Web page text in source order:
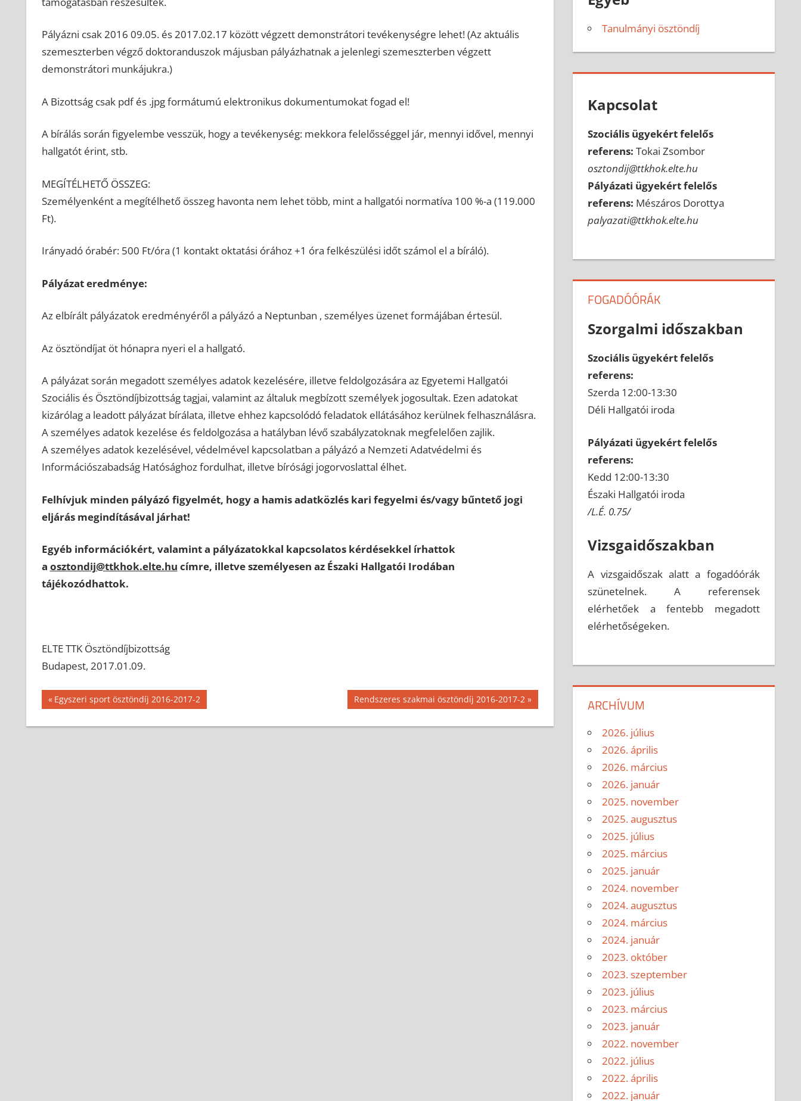
Pályázni csak 2016 09.05. és 2017.02.17 között végzett demonstrátori tevékenységre lehet! (Az aktuális
szemeszterben végző doktoranduszok májusban pályázhatnak a jelenlegi szemeszterben végzett
demonstrátori munkájukra.)
A Bizottság csak pdf és .jpg formátumú elektronikus dokumentumokat fogad el!
A bírálás során figyelembe vesszük, hogy a tevékenység: mekkora felelősséggel jár, mennyi idővel, mennyi
hallgatót érint, stb.
MEGÍTÉLHETŐ ÖSSZEG:
Személyenként a megítélhető összeg havonta nem lehet több, mint a hallgatói normatíva 100 %-a (119.000
Ft).
Irányadó órabér: 500 Ft/óra (1 kontakt oktatási órához +1 óra felkészülési időt számol el a bíráló).
Pályázat eredménye:
Az elbírált pályázatok eredményéről a pályázó a Neptunban , személyes üzenet formájában értesül.
Az ösztöndíjat öt hónapra nyeri el a hallgató.
A pályázat során megadott személyes adatok kezelésére, illetve feldolgozására az Egyetemi Hallgatói
Szociális és Ösztöndíjbizottság tagjai, valamint az általuk megbízott személyek jogosultak. Ezen adatokat
kizárólag a leadott pályázat bírálata, illetve ehhez kapcsolódó feladatok ellátásához kerülnek felhasználásra.
A személyes adatok kezelése és feldolgozása a hatályban lévő szabályzatoknak megfelelően zajlik.
A személyes adatok kezelésével, védelmével kapcsolatban a pályázó a Nemzeti Adatvédelmi és
Információszabadság Hatósághoz fordulhat, illetve bírósági jogorvoslattal élhet.
Felhívjuk minden pályázó figyelmét, hogy a hamis adatközlés kari fegyelmi és/vagy bűntető jogi
eljárás megindításával járhat!
Egyéb információkért, valamint a pályázatokkal kapcsolatos kérdésekkel írhattok
a osztondij@ttkhok.elte.hu címre, illetve személyesen az Északi Hallgatói Irodában
tájékozódhattok.
ELTE TTK Ösztöndíjbizottság
Budapest, 2017.01.09.
Bejegyzés
navigáció
Previous
Post:
Egyszeri sport ösztöndíj 2016-2017-2
Next
Post:
Rendszeres szakmai ösztöndíj 2016-2017-2
Tanulmányi ösztöndíj
Kapcsolat
Szociális ügyekért felelős
referens: Tokai Zsombor
osztondij@ttkhok.elte.hu
Pályázati ügyekért felelős
referens: Mészáros Dorottya
palyazati@ttkhok.elte.hu
FOGADÓÓRÁK
Szorgalmi időszakban
Szociális ügyekért felelős
referens:
Szerda 12:00-13:30
Déli Hallgatói iroda
Pályázati ügyekért felelős
referens:
Kedd 12:00-13:30
Északi Hallgatói iroda
/L.É. 0.75/
Vizsgaidőszakban
A vizsgaidőszak alatt a fogadóórák
szünetelnek. A referensek
elérhetőek a fentebb megadott
elérhetőségeken.
ARCHÍVUM
2026. július
2026. április
2026. március
2026. január
2025. november
2025. augusztus
2025. július
2025. március
2025. január
2024. november
2024. augusztus
2024. március
2024. január
2023. október
2023. szeptember
2023. július
2023. március
2023. január
2022. november
2022. július
2022. április
2022. január